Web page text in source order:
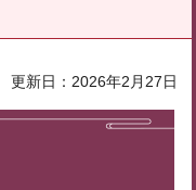
更新日：2026年2月27日